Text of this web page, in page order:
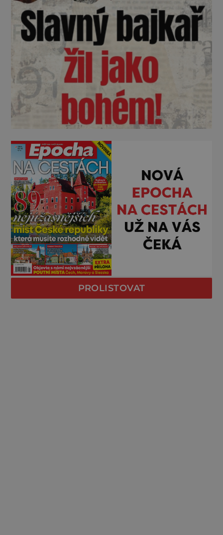
PROLISTOVAT